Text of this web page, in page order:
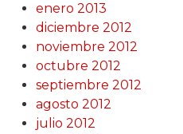
enero 2013
diciembre 2012
noviembre 2012
octubre 2012
septiembre 2012
agosto 2012
julio 2012